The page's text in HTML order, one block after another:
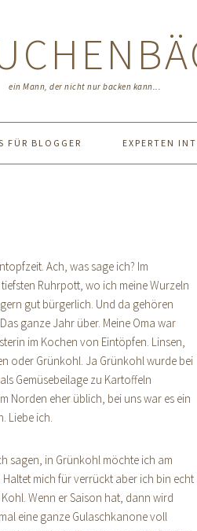
ein Mann, der nicht nur backen kann...
FÜR BLOGGER EXPERTEN
Ach, was sage ich? Im
Ruhrpott, wo ich meine Wurzeln
gut bürgerlich. Und da gehören
ganze Jahr über. Meine Oma war
im Kochen von Eintöpfen. Linsen,
oder Grünkohl. Ja Grünkohl wurde bei
Gemüsebeilage zu Kartoffeln
Norden eher üblich, bei uns war es ein
Liebe ich.
sagen, in Grünkohl möchte ich am
Haltet mich für verrückt aber ich bin echt
Wenn er Saison hat, dann wird
eine ganze Gulaschkanone voll